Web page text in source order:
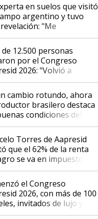
en suelos que visitó
argentino y tuvo
"Me
mucho"
12.500 personas
por el Congreso
2026: "Volvió a
que hablar del
es hablar de todo el
productivo"
cambio rotundo, ahora
brasilero destaca
condiciones del
argentino para invertir:
más motivados"
Torres de Aapresid
que el 62% de la renta
se va en impuestos:
bueno que en
se sigan discutiendo
cosas de hace 50
el Congreso
2026, con más de 100
invitados de lujo y
las tendencias